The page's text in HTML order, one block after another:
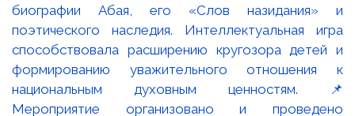
биографии Абая, его «Слов назидания» и
поэтического наследия. Интеллектуальная игра
способствовала расширению кругозора детей и
формированию уважительного отношения к
национальным духовным ценностям. 📌
Мероприятие организовано и проведено